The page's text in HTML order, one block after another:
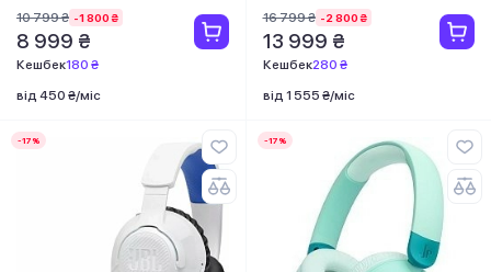
10 799 ₴ -1 800 ₴
8 999 ₴
Кешбек180 ₴
від 450 ₴/міс
16 799 ₴ -2 800 ₴
13 999 ₴
Кешбек280 ₴
від 1 555 ₴/міс
-17% -17%